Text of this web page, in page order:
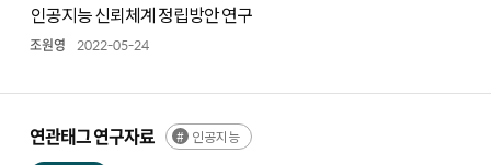
인공지능 신뢰체계 정립방안 연구
조원영 2022-05-24
연관태그 연구자료 인공지능